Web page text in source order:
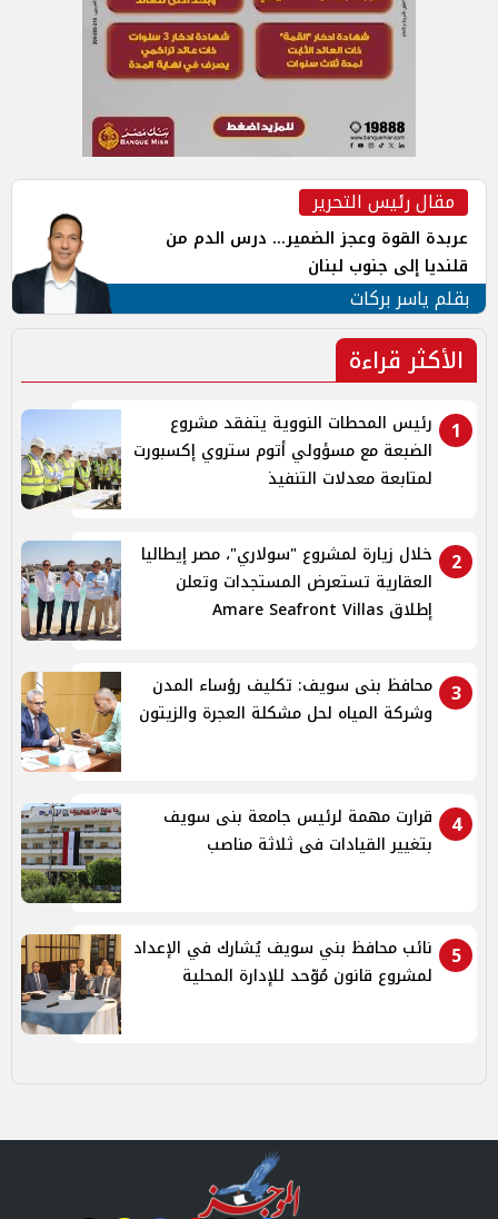
مقال رئيس التحرير
عربدة القوة وعجز الضمير... درس الدم من
قلنديا إلى جنوب لبنان
بقلم ياسر بركات
الأكثر قراءة
1
رئيس المحطات النووية يتفقد مشروع
الضبعة مع مسؤولي أتوم ستروي إكسبورت
لمتابعة معدلات التنفيذ
2
خلال زيارة لمشروع "سولاري"، مصر إيطاليا
العقارية تستعرض المستجدات وتعلن
إطلاق Amare Seafront Villas
3
محافظ بنى سويف: تكليف رؤساء المدن
وشركة المياه لحل مشكلة العجرة والزيتون
4
قرارت مهمة لرئيس جامعة بنى سويف
بتغيير القيادات فى ثلاثة مناصب
5
نائب محافظ بني سويف يُشارك في الإعداد
لمشروع قانون مُوّحد للإدارة المحلية